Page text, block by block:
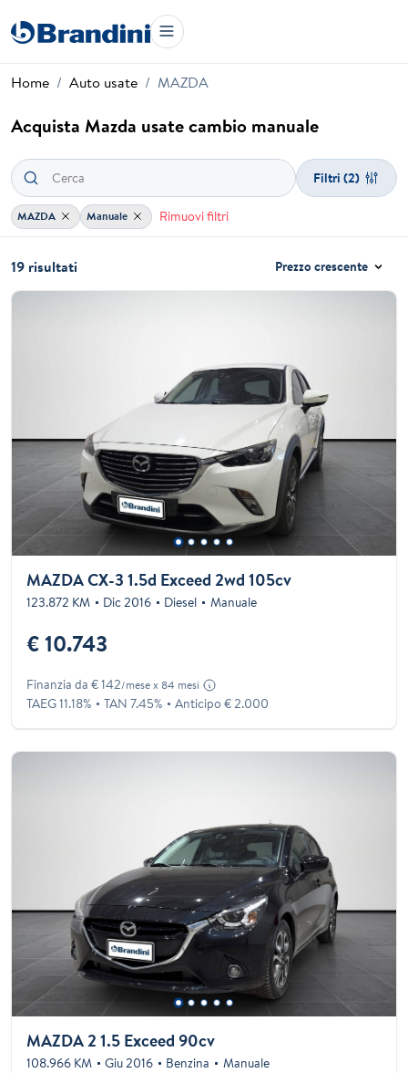
Home Auto usate MAZDA
Acquista Mazda usate cambio manuale
Filtri (2)
MAZDA Manuale Rimuovi filtri
19 risultati Prezzo crescente
MAZDA CX-3 1.5d Exceed 2wd 105cv
123.872 KM Dic 2016 Diesel Manuale
€ 10.743
Finanzia da € 142/mese x 84 mesi
TAEG 11.18% TAN 7.45% Anticipo € 2.000
MAZDA 2 1.5 Exceed 90cv
108.966 KM Giu 2016 Benzina Manuale